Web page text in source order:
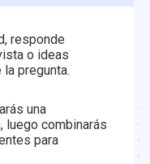
responde
o ideas
pregunta.
una
luego combinarás
para